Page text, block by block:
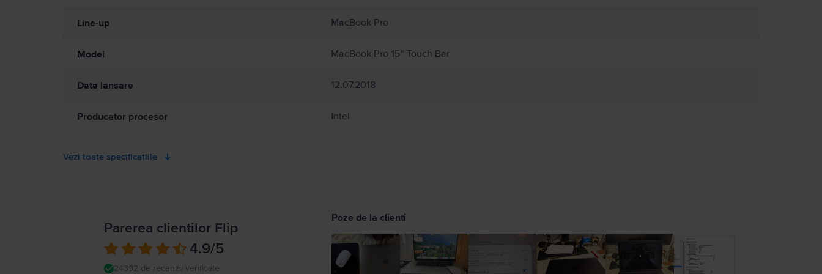
contact prelungit cu un dispozitiv sau cu adaptorul său de alimentare în timpul funcționării sau cuplării la o sursă de alimentare. MacBook conține magneți, precum și componente și antene care emit câmpuri
electromagnetice. Acești magneți și aceste câmpuri electromagnetice pot interfera cu dispozitivele medicale. Consultați medicul și producătorul dispozitivului medical pentru informații despre dispozitivul dvs.
Line-up MacBook Pro
Model MacBook Pro 15″ Touch Bar
Data lansare 12.07.2018
Producator procesor Intel
Vezi toate specificațiile
Parerea clientilor Flip
4.9/5
24392 de recenzii verificate
Poze de la clienti